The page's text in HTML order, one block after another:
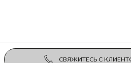
СВЯЖИТЕСЬ С